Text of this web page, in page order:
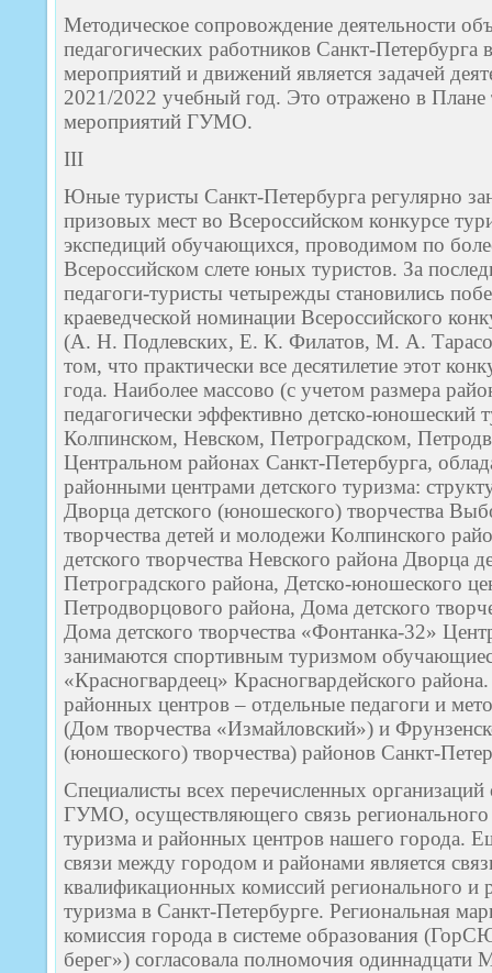
Методическое сопровождение деятельности
педагогических работников Санкт-Петербурга
мероприятий и движений является задачей
2021/2022 учебный год. Это отражено в Плане
мероприятий ГУМО.
III
Юные туристы Санкт-Петербурга регулярно
призовых мест во Всероссийском конкурсе
экспедиций обучающихся, проводимом по
Всероссийском слете юных туристов. За
педагоги-туристы четырежды становились
краеведческой номинации Всероссийского
(А. Н. Подлевских, Е. К. Филатов, М. А.
том, что практически все десятилетие этот
года. Наиболее массово (с учетом размера
педагогически эффективно детско-юношеский
Колпинском, Невском, Петроградском,
Центральном районах Санкт-Петербурга,
районными центрами детского туризма:
Дворца детского (юношеского) творчества
творчества детей и молодежи Колпинского
детского творчества Невского района Дворца
Петроградского района, Детско-юношеского
Петродворцового района, Дома детского
Дома детского творчества «Фонтанка-32»
занимаются спортивным туризмом
«Красногвардеец» Красногвардейского
районных центров – отдельные педагоги и
(Дом творчества «Измайловский») и
(юношеского) творчества) районов Санкт-
Специалисты всех перечисленных организаций
ГУМО, осуществляющего связь регионального
туризма и районных центров нашего города.
связи между городом и районами является
квалификационных комиссий регионального и
туризма в Санкт-Петербурге. Региональная
комиссия города в системе образования
берег») согласовала полномочия